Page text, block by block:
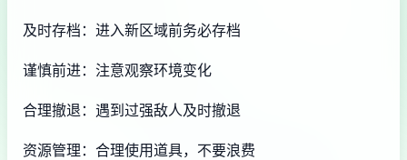
及时存档：进入新区域前务必存档
谨慎前进：注意观察环境变化
合理撤退：遇到过强敌人及时撤退
资源管理：合理使用道具，不要浪费